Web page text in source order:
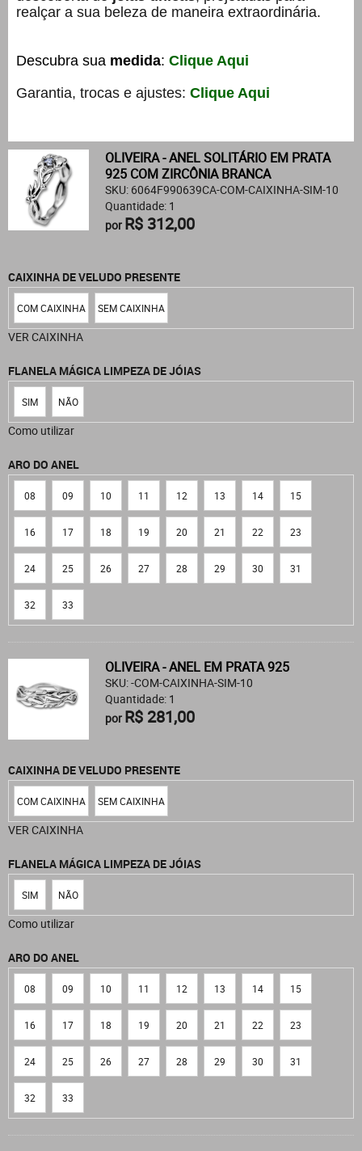
realçar a sua beleza de maneira extraordinária.
Descubra sua medida: Clique Aqui
Garantia, trocas e ajustes: Clique Aqui
OLIVEIRA - ANEL SOLITÁRIO EM PRATA
925 COM ZIRCÔNIA BRANCA
SKU: 6064F990639CA-COM-CAIXINHA-SIM-10
Quantidade: 1
por R$ 312,00
CAIXINHA DE VELUDO PRESENTE
COM CAIXINHA SEM CAIXINHA
VER CAIXINHA
FLANELA MÁGICA LIMPEZA DE JÓIAS
SIM NÃO
Como utilizar
ARO DO ANEL
08 09 10 11 12 13 14 15
16 17 18 19 20 21 22 23
24 25 26 27 28 29 30 31
32 33
OLIVEIRA - ANEL EM PRATA 925
SKU: -COM-CAIXINHA-SIM-10
Quantidade: 1
por R$ 281,00
CAIXINHA DE VELUDO PRESENTE
COM CAIXINHA SEM CAIXINHA
VER CAIXINHA
FLANELA MÁGICA LIMPEZA DE JÓIAS
SIM NÃO
Como utilizar
ARO DO ANEL
08 09 10 11 12 13 14 15
16 17 18 19 20 21 22 23
24 25 26 27 28 29 30 31
32 33